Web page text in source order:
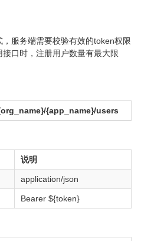
服务端需要校验有效的token权限
口时，注册用户数量有最大限
{app_name}/users
说明
application/json
Bearer ${token}